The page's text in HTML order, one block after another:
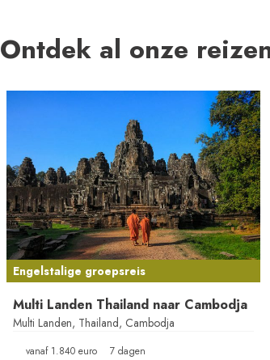
Ontdek al onze
Engelstalige groepsreis
Multi Landen Thailand naar Cambodja
Multi Landen, Thailand, Cambodja
vanaf 1.840 euro 7 dagen